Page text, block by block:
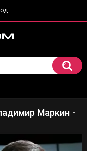
Маркин -